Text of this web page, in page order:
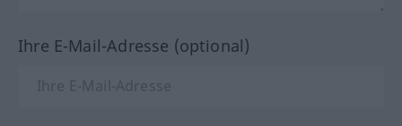
Ihre E-Mail-Adresse (optional)